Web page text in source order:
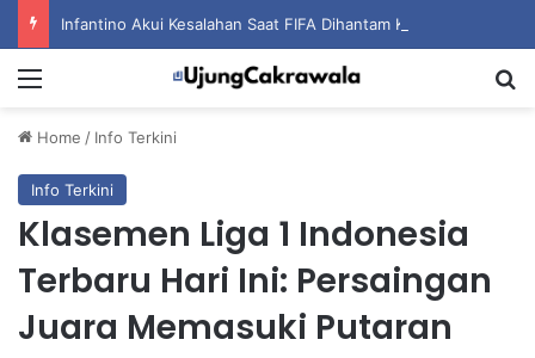
Home / Info Terkini
Info Terkini
Klasemen Liga 1 Indonesia
Terbaru Hari Ini: Persaingan
Juara Memasuki Putaran